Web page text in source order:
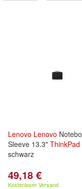
Lenovo Lenovo
Sleeve 13.3" ThinkPad
schwarz
49,18 €
Kostenloser Versand